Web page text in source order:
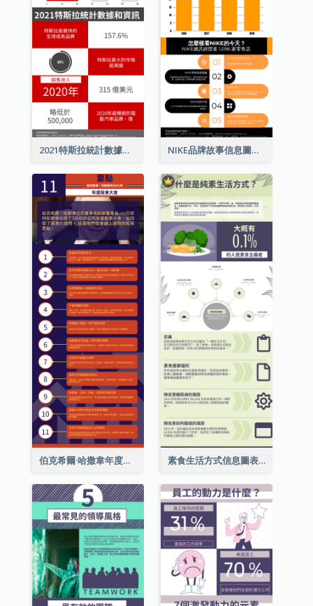
2021特斯拉統計數據和資訊信息圖表 NIKE品牌故事信息圖表
伯克希爾·哈撒韋年度股東大會的11個要點 素食生活方式信息圖表